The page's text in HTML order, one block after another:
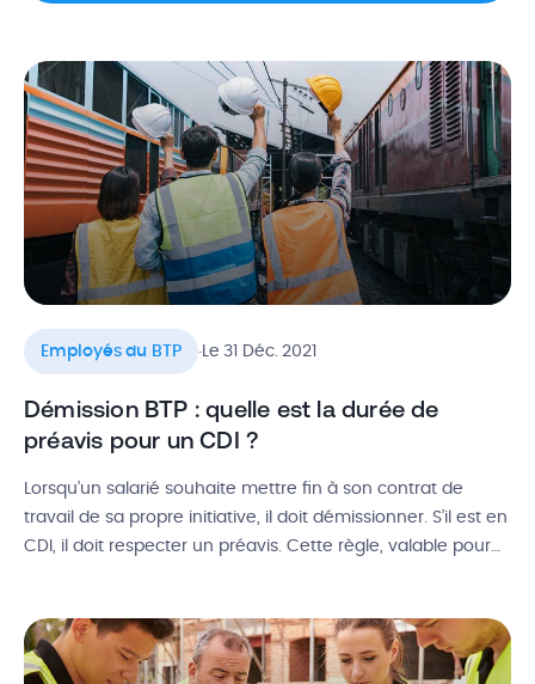
Employés du BTP . Le 31 Déc. 2021
Démission BTP : quelle est la durée de
préavis pour un CDI ?
Lorsqu’un salarié souhaite mettre fin à son contrat de
travail de sa propre initiative, il doit démissionner. S’il est en
CDI, il doit respecter un préavis. Cette règle, valable pour
respecter les conditions de validité d’une démission dans
le […]